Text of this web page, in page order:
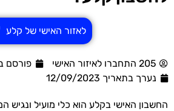
לאזור האישי של קלע
205 התחברו לאיזור האישי
פורסם
נערך בתאריך 12/09/2023
החשבון האישי בקלע הוא כלי מועיל ונגיש